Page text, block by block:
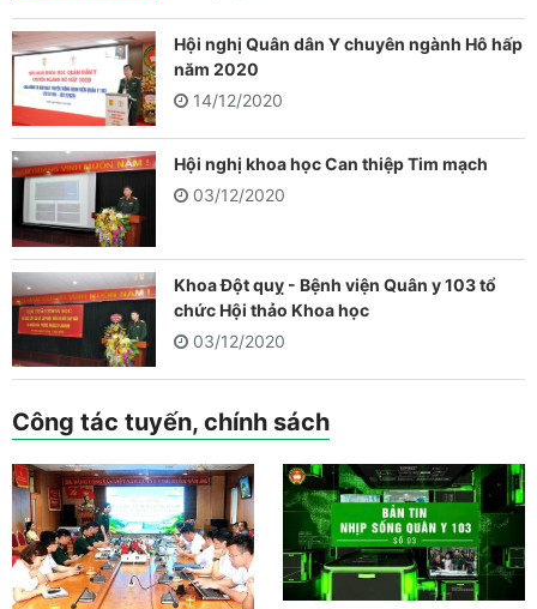
Hội nghị Quân dân Y chuyên ngành Hô hấp
năm 2020
14/12/2020
Hội nghị khoa học Can thiệp Tim mạch
03/12/2020
Khoa Đột quỵ - Bệnh viện Quân y 103 tổ
chức Hội thảo Khoa học
03/12/2020
Công tác tuyến, chính sách